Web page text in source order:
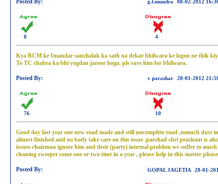
Posted By: g.l.mundra 08-02-2012
0 4
Kya RCM ke Imandar sanchalak ka sath na dekar bhilwara ke logon ne thik
To TC chabra ka bhi yogdan jaroor hoga. pls save him for bhilwara.
Posted By: v parashar 28-01-2012
76 10
Good day last year one new road made and still uncomplete road ,tomuch dust
almost finished and no body take care on this issue .parshad shri prashant is
issues chairman ignore him and their (party) internal problem we suffer to
cleaning sweeper come one or two time in a year , please help in this matter
Posted By: GOPAL JAGETIA 28-01-